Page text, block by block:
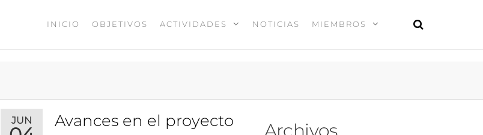
ECOINSECT
INICIO OBJETIVOS ACTIVIDADES NOTICIAS MIEMBROS
JUN Avances en el proyecto Archivos